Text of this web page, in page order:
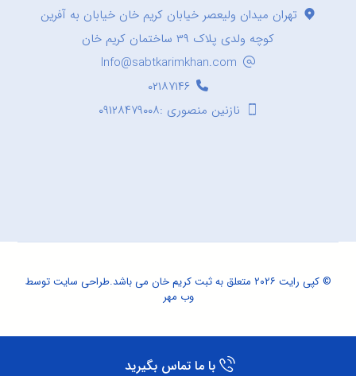
تهران میدان ولیعصر خیابان کریم خان خیابان به آفرین
کوچه ولدی پلاک ۳۹ ساختمان کریم خان
Info@sabtkarimkhan.com
۰۲۱۸۷۱۴۶
نازنین منصوری :۰۹۱۲۸۴۷۹۰۰۸
© کپی رایت ۲۰۲۶ متعلق به ثبت کریم خان می باشد. طراحی سایتتوسط
وب مهر
با ما تماس بگیرید